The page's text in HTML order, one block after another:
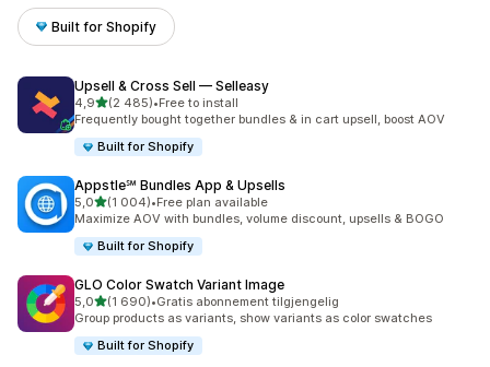
Built for Shopify
Upsell & Cross Sell — Selleasy
4,9av 5 stjerner
(2 485)
Totalt 2485 omtaler
•Free to install
Frequently bought together bundles & in cart upsell, boost AOV
Built for Shopify
Appstle℠ Bundles App & Upsells
5,0av 5 stjerner
(1 004)
Totalt 1004 omtaler
•Free plan available
Maximize AOV with bundles, volume discount, upsells & BOGO
Built for Shopify
GLO Color Swatch Variant Image
5,0av 5 stjerner
(1 690)
Totalt 1690 omtaler
•Gratis abonnement tilgjengelig
Group products as variants, show variants as color swatches
Built for Shopify